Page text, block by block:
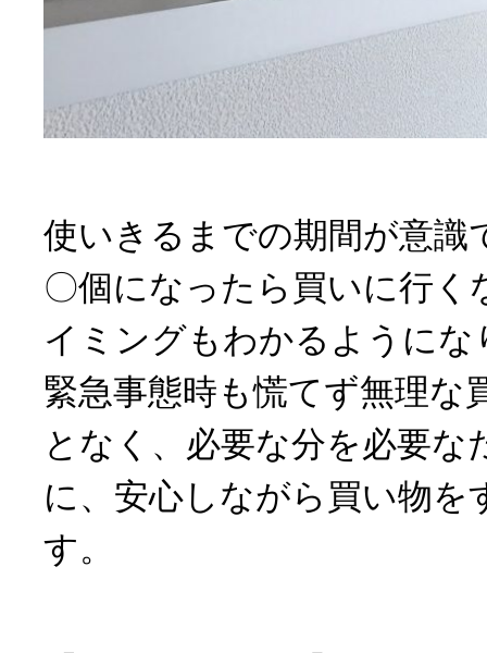
使いきるまでの期間が意識
〇個になったら買いに行く
イミングもわかるようにな
緊急事態時も慌てず無理な
となく、必要な分を必要な
に、安心しながら買い物を
す。